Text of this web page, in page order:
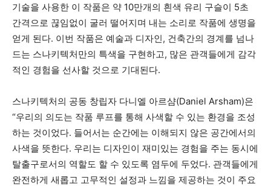
기술을 사용한 이 작품은 약 10만개의 흰색 유리 구슬이 5초
간격으로 끊임없이 굴러 떨어지며 내는 소리로 작품에 생명을
얻게 된다. 이번 작품은 예술과 디자인, 건축간의 경계를 넘나
드는 스나키텍처만의 특색을 구현하고, 많은 관객들에게 감각
적인 경험을 선사할 것으로 기대된다.
스나키텍처의 공동 창립자 다니엘 아르샴(Daniel Arsham)은
“우리의 의도는 작품 루프를 통해 사색할 수 있는 환경을 조성
하는 것이었다. 들어서는 순간에는 이해되지 않은 공간에서의
사색을 뜻한다. 우리는 디자인이 재미있는 경험을 주는 동시에
탈출구로서의 역할도 할 수 있도록 염두에 두었다. 관객들에게
완전하게 새롭고 고무적인 설정과 느낌을 제공하는 것이 주요